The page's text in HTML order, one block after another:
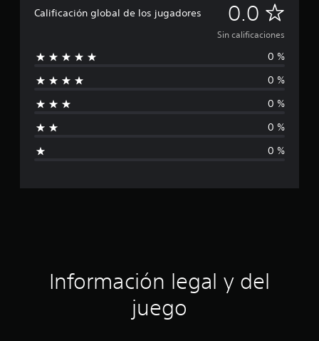
Calificación global de los jugadores 0.0 S
i
n
c
a
f
a
Sin calificaciones
0 %
0 %
0 %
0 %
0 %
Información legal y del
juego